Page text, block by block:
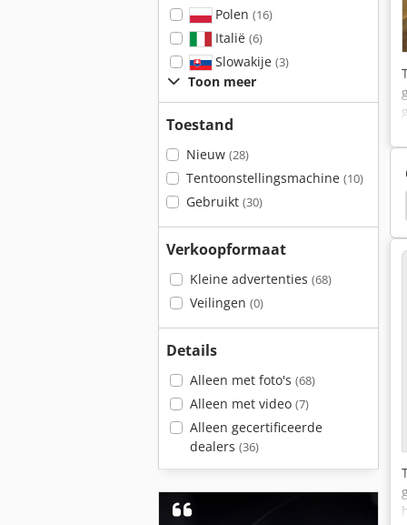
Polen (16)
Italië (6)
Slowakije (3)
Toon meer
Toestand
Nieuw (28)
Tentoonstellingsmachine (10)
Gebruikt (30)
Verkoopformaat
Kleine advertenties (68)
Veilingen (0)
Details
Alleen met foto's (68)
Alleen met video (7)
Alleen gecertificeerde
dealers (36)
Casadei Martin Transline 1228